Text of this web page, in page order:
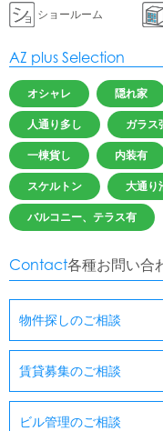
ショールーム
AZ plus Selection
オシャレ 隠れ家
人通り多し ガラス
一棟貨し 内装有
スケルトン 大通り
バルコニー、テラス有
Contact各種お問い合
物件探しのご相談
賃貸募集のご相談
ビル管理のご相談